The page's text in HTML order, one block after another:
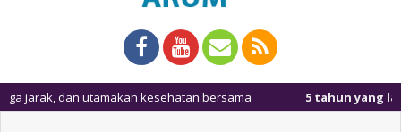
dan utamakan kesehatan bersama 5 tahun yang lalu/